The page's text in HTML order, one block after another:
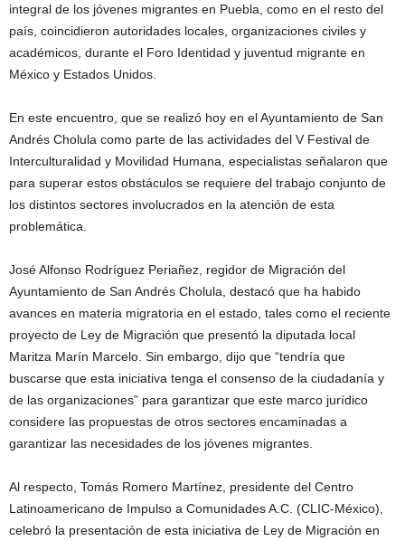
integral de los jóvenes migrantes en Puebla, como en el resto del
país, coincidieron autoridades locales, organizaciones civiles y
académicos, durante el Foro Identidad y juventud migrante en
México y Estados Unidos.
En este encuentro, que se realizó hoy en el Ayuntamiento de San
Andrés Cholula como parte de las actividades del V Festival de
Interculturalidad y Movilidad Humana, especialistas señalaron que
para superar estos obstáculos se requiere del trabajo conjunto de
los distintos sectores involucrados en la atención de esta
problemática.
José Alfonso Rodríguez Periañez, regidor de Migración del
Ayuntamiento de San Andrés Cholula, destacó que ha habido
avances en materia migratoria en el estado, tales como el reciente
proyecto de Ley de Migración que presentó la diputada local
Maritza Marín Marcelo. Sin embargo, dijo que “tendría que
buscarse que esta iniciativa tenga el consenso de la ciudadanía y
de las organizaciones” para garantizar que este marco jurídico
considere las propuestas de otros sectores encaminadas a
garantizar las necesidades de los jóvenes migrantes.
Al respecto, Tomás Romero Martínez, presidente del Centro
Latinoamericano de Impulso a Comunidades A.C. (CLIC-México),
celebró la presentación de esta iniciativa de Ley de Migración en